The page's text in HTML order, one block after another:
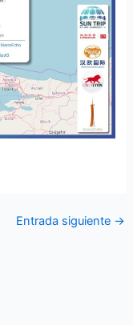
Entrada siguiente →